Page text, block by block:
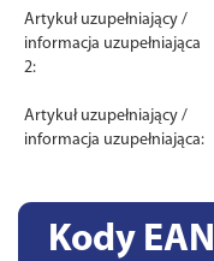
Artykuł uzupełniający /
informacja uzupełniająca
2:
Artykuł uzupełniający /
informacja uzupełniająca:
Kody EAN